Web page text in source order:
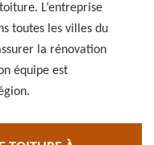
L’entreprise
toutes les villes du
la rénovation
équipe est